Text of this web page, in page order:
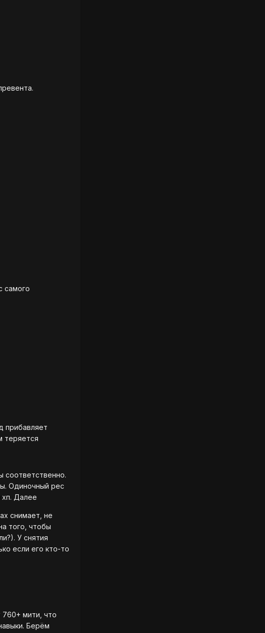
самого
прибавляет
теряется
соответственно.
Одиночный рес
хп. Далее
снимает, не
того, чтобы
У снятия
если его кто-то
760+ мити, что
Берём